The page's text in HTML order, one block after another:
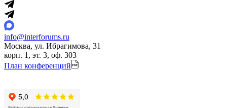
info@interforums.ru
Москва, ул. Ибрагимова, 31
корп. 1, эт. 3, оф. 303
План конференций